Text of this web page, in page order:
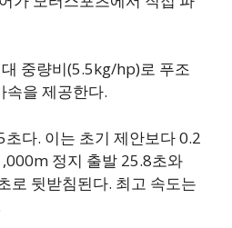
중량비(5.5kg/hp)로 푸조
속을 제공한다.
다. 이는 초기 제안보다 0.2
정지 출발 25.8초와
뒷받침된다. 최고 속도는